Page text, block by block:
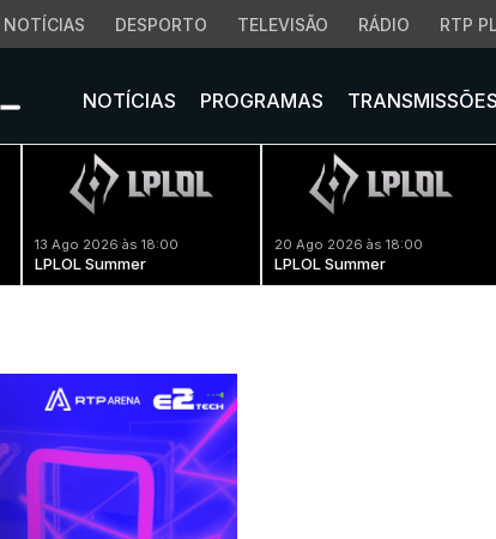
NOTÍCIAS DESPORTO TELEVISÃO RÁDIO RTP
NOTÍCIAS PROGRAMAS TRANSMISSÕES
13 Ago 2026 às 18:00
LPLOL Summer
20 Ago 2026 às 18:00
LPLOL Summer